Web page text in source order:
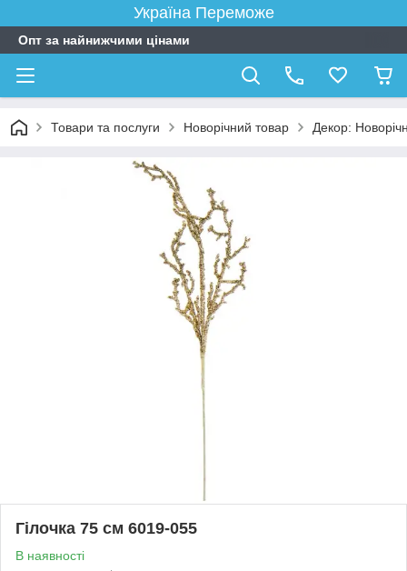
Україна Переможе
Опт за найнижчими цінами
Товари та послуги Новорічний товар Декор:
Гілочка 75 см 6019-055
В наявності